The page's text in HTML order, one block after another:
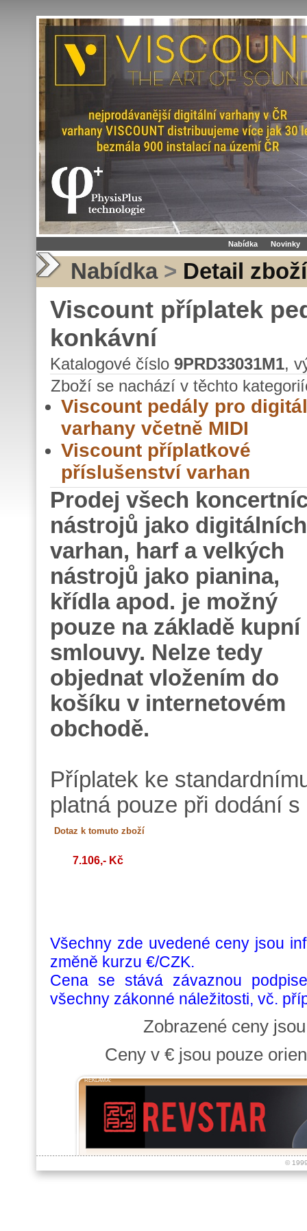
Nabídka Novinky
Nabídka > Detail zboží
Viscount příplatek
konkávní
Katalogové číslo 9PRD33031M1,
Zboží se nachází v těchto
Viscount pedály pro
varhany včetně MIDI
Viscount příplatkové
příslušenství varhan
Prodej všech
nástrojů jako digitálních
varhan, harf a velkých
nástrojů jako pianina,
křídla apod. je možný
pouze na základě kupní
smlouvy. Nelze tedy
objednat vložením do
košíku v internetovém
obchodě.
Příplatek ke
platná pouze při dodání
7.106,- Kč
Všechny zde uvedené ceny jsou
změně kurzu €/CZK.
Cena se stává závaznou
všechny zákonné náležitosti, vč.
Zobrazené ceny
Ceny v € jsou pouze
REKLAMA:
©